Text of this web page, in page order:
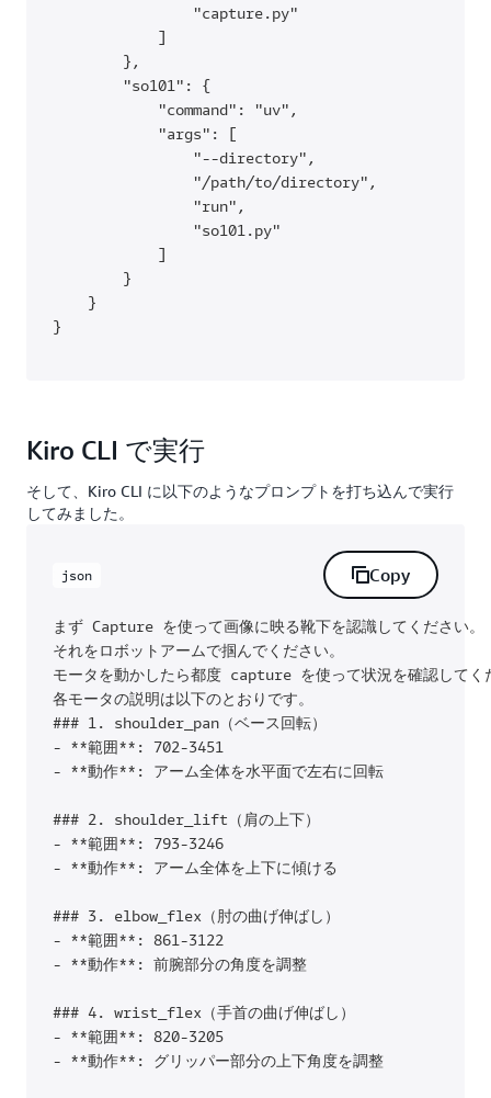
                "capture.py"
            ]
        },
        "so101": {
            "command": "uv",
            "args": [
                "--directory",
                "/path/to/directory",
                "run",
                "so101.py"
            ]
        }
    }
}
Kiro CLI で実行
そして、Kiro CLI に以下のようなプロンプトを打ち込んで実行
してみました。
json Copy
まず Capture を使って画像に映る靴下を認識してください。
それをロボットアームで掴んでください。
モータを動かしたら都度 capture を使って状況を確認してく
各モータの説明は以下のとおりです。
### 1. shoulder_pan（ベース回転）
- **範囲**: 702-3451
- **動作**: アーム全体を水平面で左右に回転
### 2. shoulder_lift（肩の上下）
- **範囲**: 793-3246
- **動作**: アーム全体を上下に傾ける
### 3. elbow_flex（肘の曲げ伸ばし）
- **範囲**: 861-3122
- **動作**: 前腕部分の角度を調整
### 4. wrist_flex（手首の曲げ伸ばし）
- **範囲**: 820-3205
- **動作**: グリッパー部分の上下角度を調整